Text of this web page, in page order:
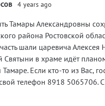
4 years ago
Тамары Александровны
района Ростовской
шали царевича
Святыни в храме идёт
Если кто-то из Вас,
телефон 8918 5065706.